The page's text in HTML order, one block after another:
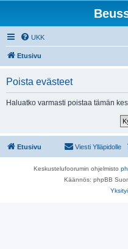
UKK
Etusivu
Poista evästeet
Haluatko varmasti poistaa tämän
Etusivu Viesti Ylläpidolle
Keskustelufoorumin ohjelmisto
Käännös: phpBB